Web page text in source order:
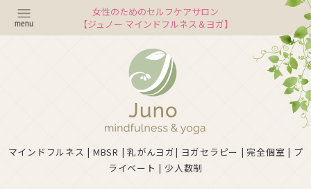
女性のためのセルフケアサロン
【ジュノー マインドフルネス＆ヨガ】
マインドフルネス | MBSR | 乳がんヨガ| ヨガセラピー | 完全個室 | プ
ライベート | 少人数制